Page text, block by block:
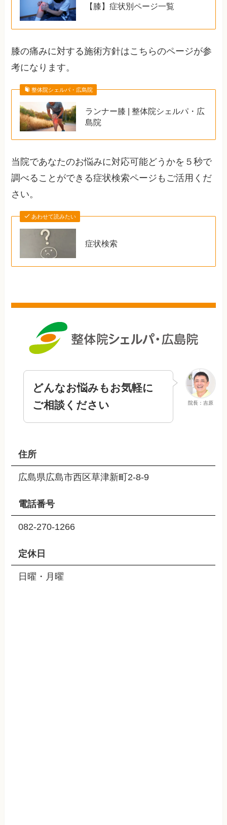
【膝】症状別ページ一覧
膝の痛みに対する施術方針はこちらのページが参
考になります。
整体院シェルパ・広島院
ランナー膝 | 整体院シェルパ・広
島院
当院であなたのお悩みに対応可能どうかを５秒で
調べることができる症状検索ページもご活用くだ
さい。
あわせて読みたい
症状検索
院長：吉原
どんなお悩みもお気軽に
ご相談ください
住所
広島県広島市西区草津新町2-8-9
電話番号
082-270-1266
定休日
日曜・月曜